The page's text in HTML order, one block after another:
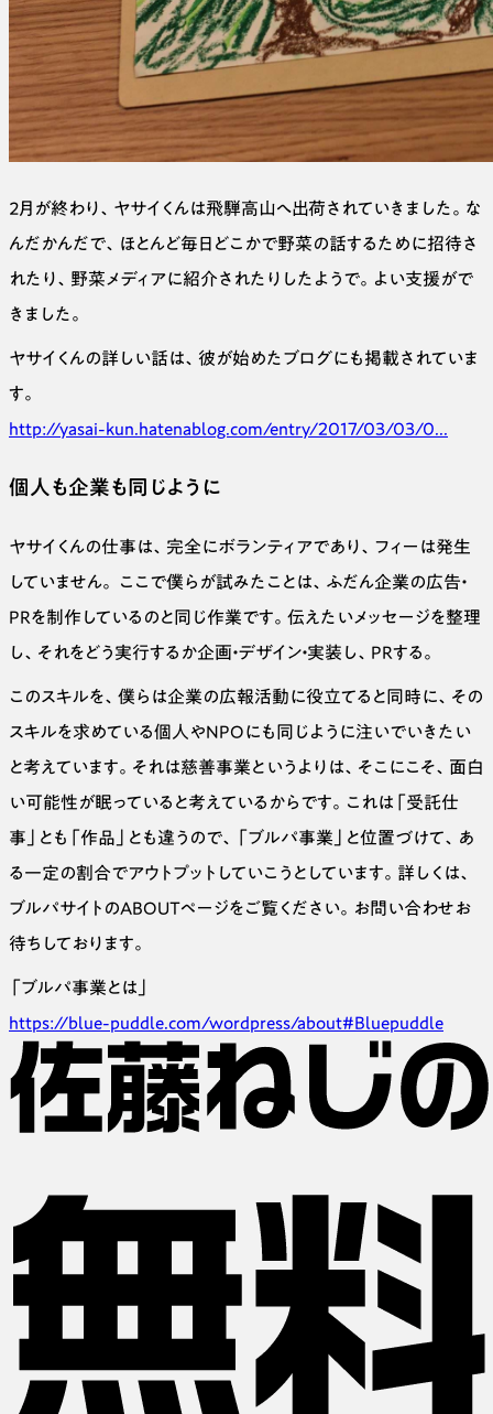
２月が終わり、ヤサイくんは飛騨高山へ出荷されていきました。な
んだかんだで、ほとんど毎日どこかで野菜の話するために招待さ
れたり、野菜メディアに紹介されたりしたようで。よい支援がで
きました。
ヤサイくんの詳しい話は、彼が始めたブログにも掲載されていま
す。
http://yasai-kun.hatenablog.com/entry/2017/03/03/0...
個人も企業も同じように
ヤサイくんの仕事は、完全にボランティアであり、フィーは発生
していません。 ここで僕らが試みたことは、ふだん企業の広告・
PRを制作しているのと同じ作業です。伝えたいメッセージを整理
し、それをどう実行するか企画・デザイン・実装し、PRする。
このスキルを、僕らは企業の広報活動に役立てると同時に、その
スキルを求めている個人やNPOにも同じように注いでいきたい
と考えています。それは慈善事業というよりは、そこにこそ、面白
い可能性が眠っていると考えているからです。これは「受託仕
事」とも「作品」とも違うので、「ブルパ事業」と位置づけて、あ
る一定の割合でアウトプットしていこうとしています。詳しくは、
ブルパサイトのABOUTページをご覧ください。お問い合わせお
待ちしております。
「ブルパ事業とは」
https://blue-puddle.com/wordpress/about#Bluepuddle